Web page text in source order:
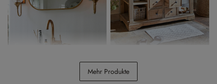
CHF 1’998.00
Mehr Produkte